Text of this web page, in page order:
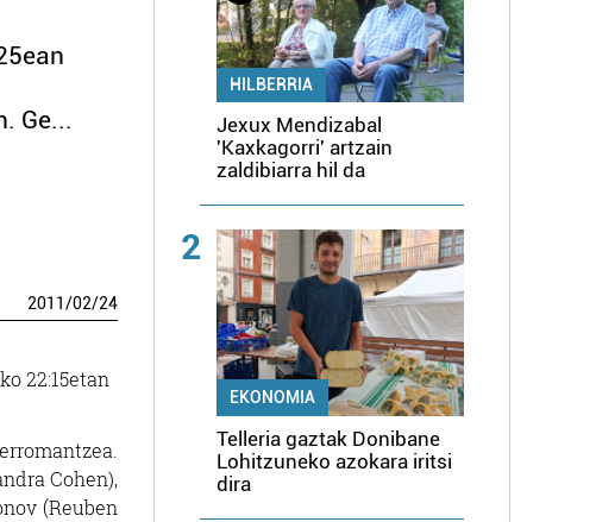
Ge...
2011/02/24
22:15etan
Cohen),
(Reuben
HILBERRIA
Jexux Mendizabal
'Kaxkagorri' artzain
zaldibiarra hil da
2
EKONOMIA
Telleria gaztak Donibane
Lohitzuneko azokara iritsi
dira